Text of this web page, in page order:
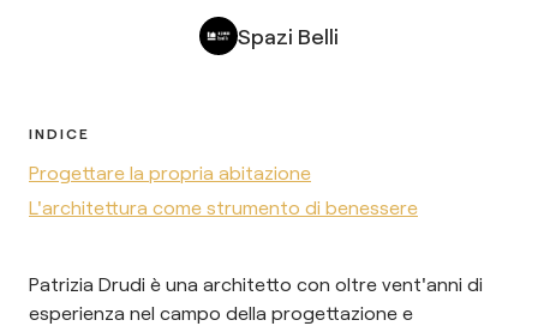
Spazi Belli
INDICE
Progettare la propria abitazione
L'architettura come strumento di benessere
Patrizia Drudi è una architetto con oltre vent'anni di
esperienza nel campo della progettazione e